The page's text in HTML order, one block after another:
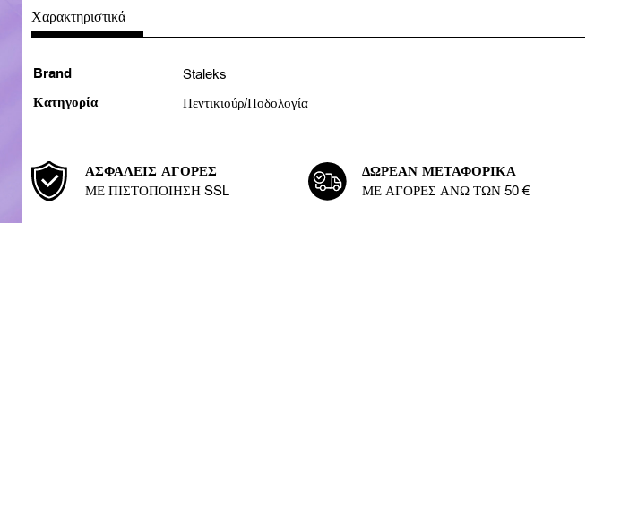
Χαρακτηριστικά
Brand Staleks
Κατηγορία Πεντικιούρ/Ποδολογία
ΑΣΦΑΛΕΊΣ ΑΓΟΡΈΣ
ΜΕ ΠΙΣΤΟΠΟΊΗΣΗ SSL
ΔΩΡΕΆΝ ΜΕΤΑΦΟΡΙΚΆ
ΜΕ ΑΓΟΡΈΣ ΆΝΩ ΤΩΝ 50 €